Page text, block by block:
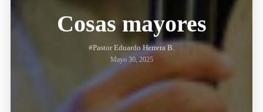
Cosas mayores
#Pastor Eduardo Herrera B.
Mayo 30, 2025